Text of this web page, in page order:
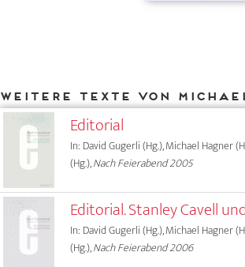
Weitere Texte von Michael
Editorial
In: David Gugerli (Hg.), Michael Hagner
(Hg.),Nach Feierabend 2005
Editorial. Stanley Cavell
In: David Gugerli (Hg.), Michael Hagner
(Hg.),Nach Feierabend 2006